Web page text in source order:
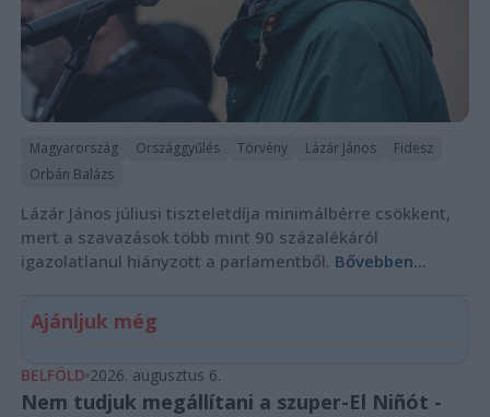
Magyarország Országgyűlés Törvény Lázár János
Fidesz
Orbán Balázs
Lázár János júliusi tiszteletdíja minimálbérre csökkent,
mert a szavazások több mint 90 százalékáról
igazolatlanul hiányzott a parlamentből. Bővebben...
Ajánljuk még
BELFÖLD 2026. augusztus 6.
Nem tudjuk megállítani a szuper-El Niñót -